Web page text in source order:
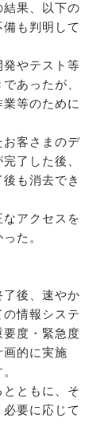
果、以下の
も判明して
やテスト等
あったが、
等のために
客さまのデ
了した後、
も消去でき
アクセスを
た。
後、速やか
情報システ
要度・緊急度
画的に実施
ともに、そ
要に応じて